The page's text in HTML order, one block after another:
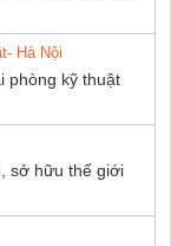
Hà Nội
phòng kỹ thuật
sở hữu thế giới